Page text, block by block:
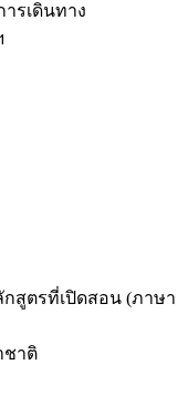
รเดินทาง
สูตรที่เปิดสอน (ภาษา
ชาติ